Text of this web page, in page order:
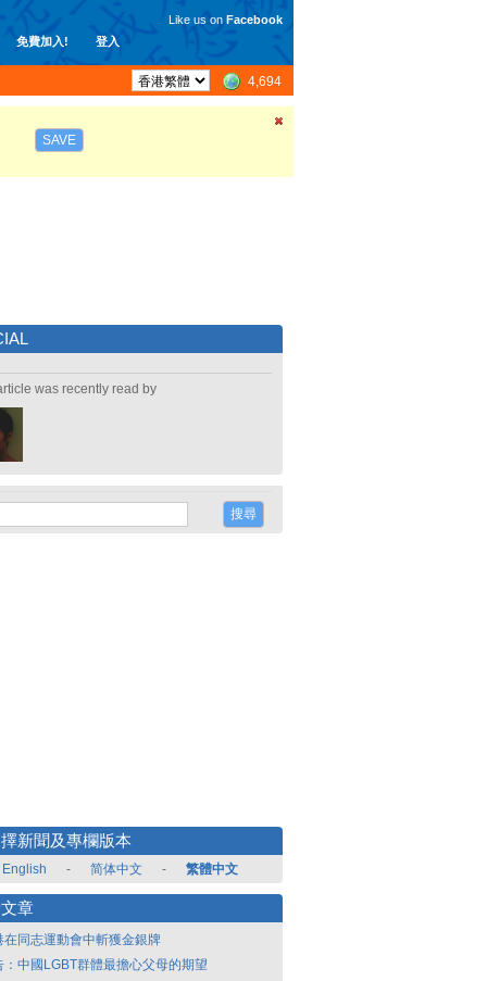
免費加入! 登入
Like us on Facebook
4,694
SAVE
was recently read by
新聞及專欄版本
English - 简体中文 - 繁體中文
章
在同志運動會中斬獲金銀牌
：中國LGBT群體最擔心父母的期望